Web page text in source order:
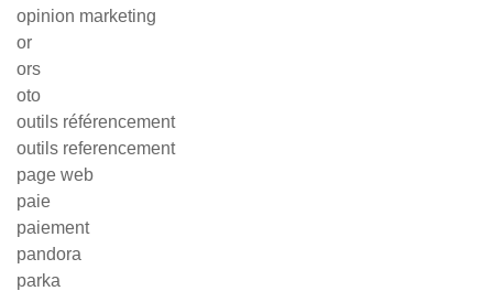
opinion marketing
or
ors
oto
outils référencement
outils referencement
page web
paie
paiement
pandora
parka